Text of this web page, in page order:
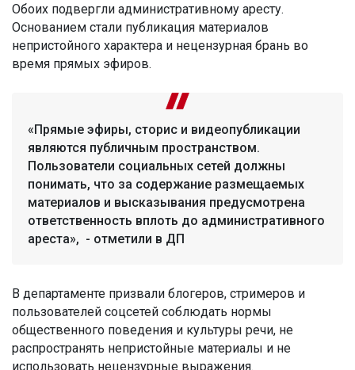
Обоих подвергли административному аресту.
Основанием стали публикация материалов
непристойного характера и нецензурная брань во
время прямых эфиров.
«Прямые эфиры, сторис и видеопубликации
являются публичным пространством.
Пользователи социальных сетей должны
понимать, что за содержание размещаемых
материалов и высказывания предусмотрена
ответственность вплоть до административного
ареста», - отметили в ДП
В департаменте призвали блогеров, стримеров и
пользователей соцсетей соблюдать нормы
общественного поведения и культуры речи, не
распространять непристойные материалы и не
использовать нецензурные выражения.